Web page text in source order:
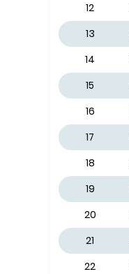
12
13
14
15
16
17
18
19
20
21
22